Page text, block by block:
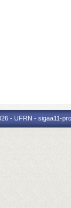
- UFRN - sigaa11-